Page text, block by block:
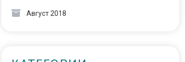
Август 2018